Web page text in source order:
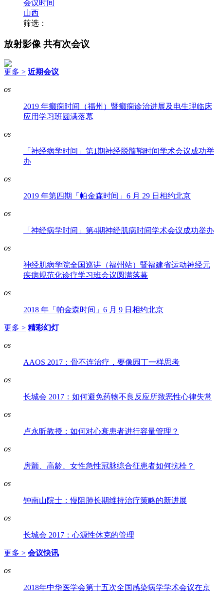
会议时间
山西
筛选：
放射影像 共有次会议
更多 > 近期会议
os
2019 年癫痫时间（福州）暨癫痫诊治进展及电生理临床
应用学习班圆满落幕
os
「神经病学时间」第1期神经脱髓鞘时间学术会议成功举
办
os
2019 年第四期「帕金森时间」6 月 29 日相约北京
os
「神经病学时间」第4期神经肌病时间学术会议成功举办
os
神经肌病学院全国巡讲（福州站）暨福建省运动神经元
疾病规范化诊疗学习班会议圆满落幕
os
2018 年「帕金森时间」6 月 9 日相约北京
更多 > 精彩幻灯
os
AAOS 2017：骨不连治疗，要像园丁一样思考
os
长城会 2017：如何避免药物不良反应所致恶性心律失常
os
卢永昕教授：如何对心衰患者进行容量管理？
os
房颤、高龄、女性急性冠脉综合征患者如何抗栓？
os
钟南山院士：慢阻肺长期维持治疗策略的新进展
os
长城会 2017：心源性休克的管理
更多 > 会议快讯
os
2018年中华医学会第十五次全国感染病学学术会议在京